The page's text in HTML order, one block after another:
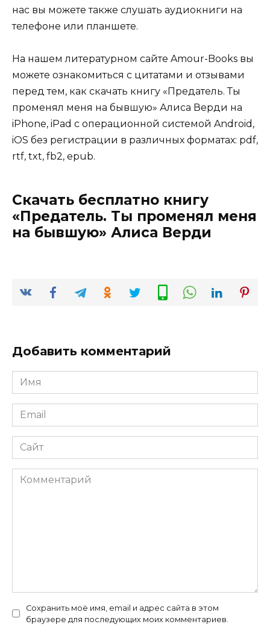
нас вы можете также слушать аудиокниги на
телефоне или планшете.
На нашем литературном сайте Amour-Books вы
можете ознакомиться с цитатами и отзывами
перед тем, как скачать книгу «Предатель. Ты
променял меня на бывшую» Алиса Верди на
iPhone, iPad с операционной системой Android,
iOS без регистрации в различных форматах: pdf,
rtf, txt, fb2, epub.
Скачать бесплатно книгу
«Предатель. Ты променял меня
на бывшую» Алиса Верди
Добавить комментарий
Имя
*
Email
*
Сайт
Комментарий
Сохранить моё имя, email и адрес сайта в этом
браузере для последующих моих комментариев.